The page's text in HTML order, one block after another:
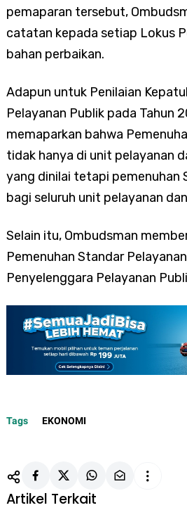
pemaparan tersebut,
catatan kepada setiap Lokus
bahan perbaikan.
Adapun untuk Penilaian
Pelayanan Publik pada Tahun
memaparkan bahwa
tidak hanya di unit pelayanan
yang dinilai tetapi pemenuhan
bagi seluruh unit pelayanan
Selain itu, Ombudsman
Pemenuhan Standar
Penyelenggara Pelayanan
Tags EKONOMI
Artikel Terkait